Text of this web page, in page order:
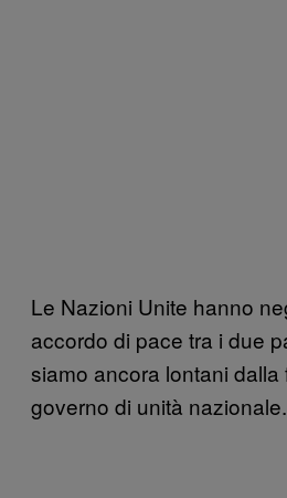
Le Nazioni Unite hanno
accordo di pace tra i due
siamo ancora lontani
governo di unità nazionale.